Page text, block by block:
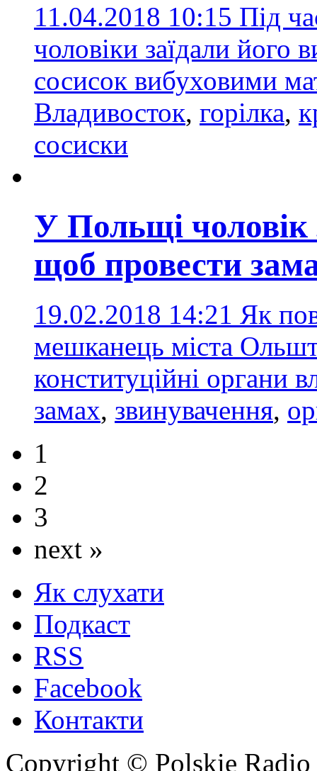
11.04.2018 10:15 Під
чоловіки заїдали його
сосисок вибуховими
Владивосток, горілка,
сосиски
У Польщі чоловік
щоб провести
19.02.2018 14:21 Як
мешканець міста
конституційні органи
замах, звинувачення,
1
2
3
next »
Як слухати
Подкаст
RSS
Facebook
Контакти
Copyright © Polskie